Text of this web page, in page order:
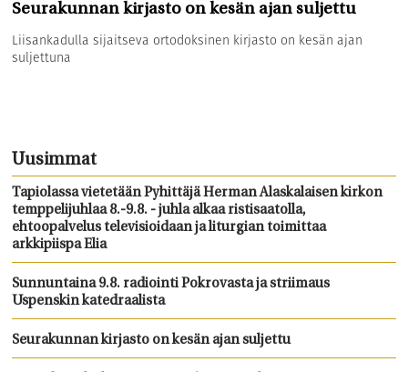
Seurakunnan kirjasto on kesän ajan suljettu
Liisankadulla sijaitseva ortodoksinen kirjasto on kesän ajan
suljettuna
Uusimmat
Tapiolassa vietetään Pyhittäjä Herman Alaskalaisen kirkon
temppelijuhlaa 8.-9.8. - juhla alkaa ristisaatolla,
ehtoopalvelus televisioidaan ja liturgian toimittaa
arkkipiispa Elia
Sunnuntaina 9.8. radiointi Pokrovasta ja striimaus
Uspenskin katedraalista
Seurakunnan kirjasto on kesän ajan suljettu